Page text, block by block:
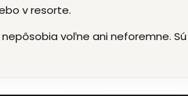
v resorte.
nepôsobia voľne ani neforemne.